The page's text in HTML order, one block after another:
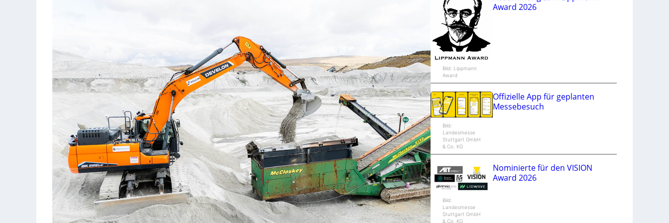
e
e
Bild: Lippmann
Award
Award 2026
Bild:
Landesmesse
Stuttgart GmbH
& Co. KG
Offizielle App für geplanten
Messebesuch
Bild:
Landesmesse
Stuttgart GmbH
& Co. KG
Nominierte für den VISION
Award 2026